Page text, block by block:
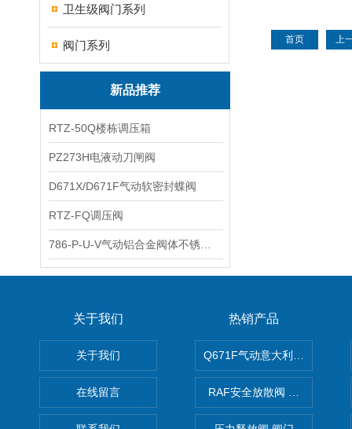
卫生级阀门系列
阀门系列
新品推荐
RTZ-50Q楼栋调压箱
PZ273H电液动刀闸阀
D671X/D671F气动软密封蝶阀
RTZ-FQ调压阀
首页 上
关于我们
关于我们
在线留言
热销产品
Q671F气动意大利式薄型球阀
RAF安全放散阀 阀生产